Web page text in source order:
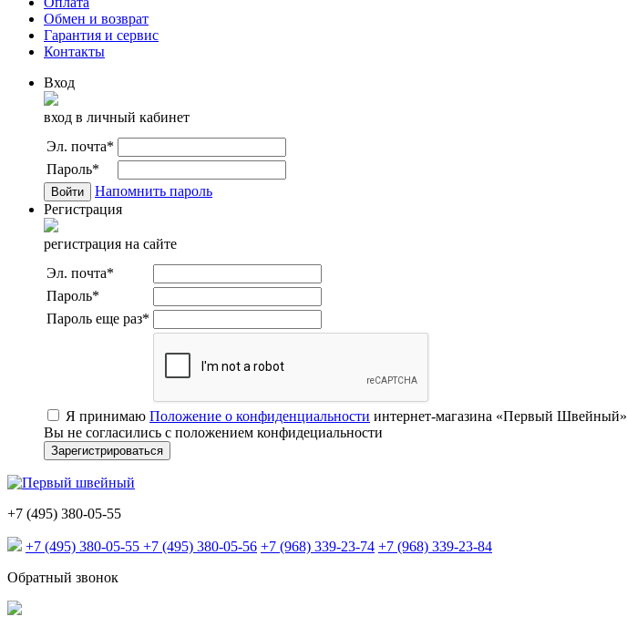
Обмен и возврат
Гарантия и сервис
Контакты
Вход
вход в личный кабинет
Эл. почта*
Пароль*
Напомнить пароль
Регистрация
регистрация на сайте
Эл. почта*
Пароль*
Пароль еще раз*
Я принимаю Положение о конфиденциальности интернет-магазина «Первый Швейный»
Вы не согласились с положением конфидециальности
+7 (495) 380-05-55
+7 (495) 380-05-55 +7 (495) 380-05-56 +7 (968) 339-23-74 +7 (968) 339-23-84
Обратный звонок